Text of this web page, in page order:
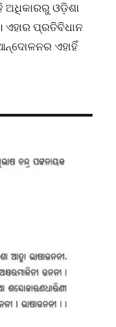
ଅଧିକାରରୁ ଓଡ଼ିଶା
ପ୍ରତିବିଧାନ
ଏହାହିଁ